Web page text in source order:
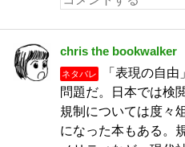
chris the bookwalker
ネタバレ
「表現の自
問題だ。日本では検
規制については度々
になった本もある。